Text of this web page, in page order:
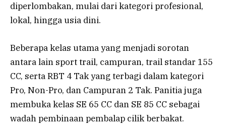
diperlombakan, mulai dari kategori profesional,
lokal, hingga usia dini.
Beberapa kelas utama yang menjadi sorotan
antara lain sport trail, campuran, trail standar 155
CC, serta RBT 4 Tak yang terbagi dalam kategori
Pro, Non-Pro, dan Campuran 2 Tak. Panitia juga
membuka kelas SE 65 CC dan SE 85 CC sebagai
wadah pembinaan pembalap cilik berbakat.